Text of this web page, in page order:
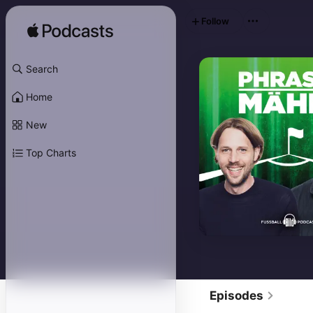
Search
Home
New
Top Charts
Follow
Episodes